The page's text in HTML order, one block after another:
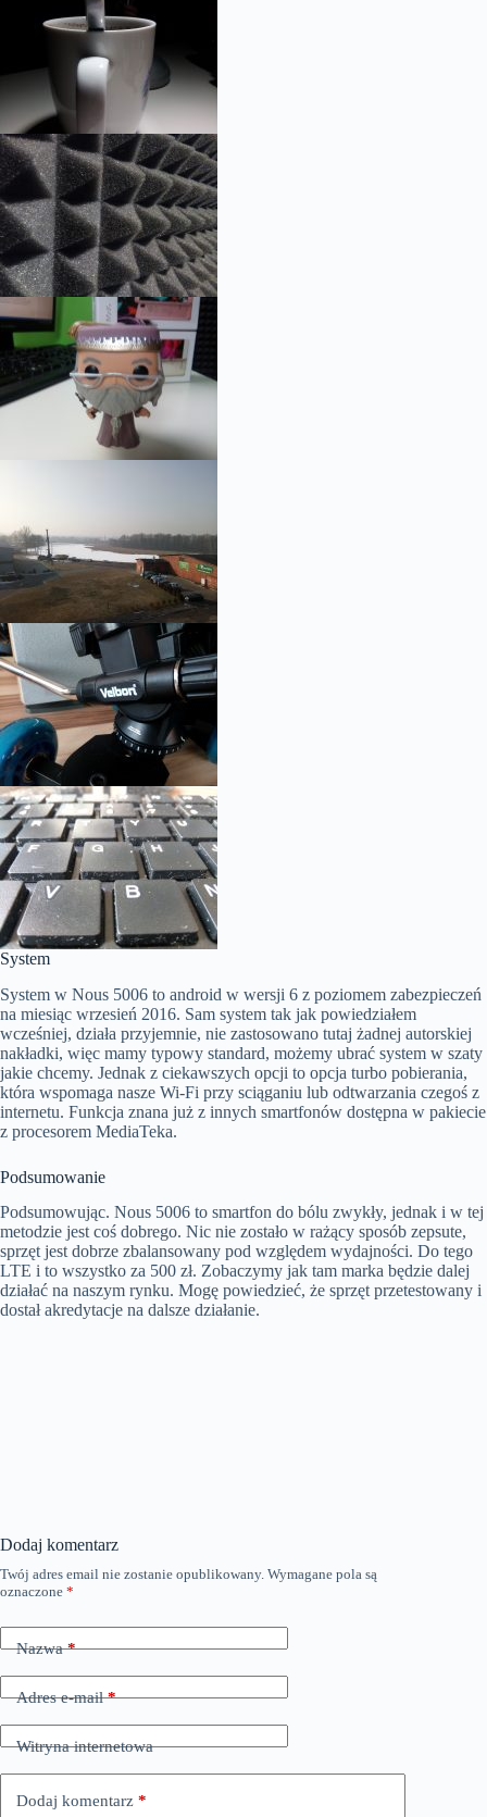
System
System w Nous 5006 to android w wersji 6 z poziomem zabezpieczeń
na miesiąc wrzesień 2016. Sam system tak jak powiedziałem
wcześniej, działa przyjemnie, nie zastosowano tutaj żadnej autorskiej
nakładki, więc mamy typowy standard, możemy ubrać system w szaty
jakie chcemy. Jednak z ciekawszych opcji to opcja turbo pobierania,
która wspomaga nasze Wi-Fi przy sciąganiu lub odtwarzania czegoś z
internetu. Funkcja znana już z innych smartfonów dostępna w pakiecie
z procesorem MediaTeka.
Podsumowanie
Podsumowując. Nous 5006 to smartfon do bólu zwykły, jednak i w tej
metodzie jest coś dobrego. Nic nie zostało w rażący sposób zepsute,
sprzęt jest dobrze zbalansowany pod względem wydajności. Do tego
LTE i to wszystko za 500 zł. Zobaczymy jak tam marka będzie dalej
działać na naszym rynku. Mogę powiedzieć, że sprzęt przetestowany i
dostał akredytacje na dalsze działanie.
Dodaj komentarz
Twój adres email nie zostanie opublikowany. Wymagane pola są
oznaczone *
Nazwa*
Adres e-mail*
Witryna internetowa
Dodaj komentarz *